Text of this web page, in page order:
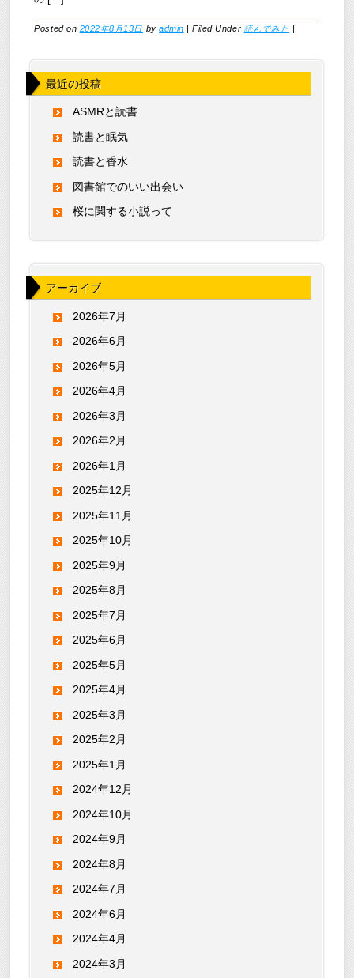
Posted on 2022年8月13日 byadmin |Filed Under 読んでみた |
最近の投稿
ASMRと読書
読書と眠気
読書と香水
図書館でのいい出会い
桜に関する小説って
アーカイブ
2026年7月
2026年6月
2026年5月
2026年4月
2026年3月
2026年2月
2026年1月
2025年12月
2025年11月
2025年10月
2025年9月
2025年8月
2025年7月
2025年6月
2025年5月
2025年4月
2025年3月
2025年2月
2025年1月
2024年12月
2024年10月
2024年9月
2024年8月
2024年7月
2024年6月
2024年4月
2024年3月